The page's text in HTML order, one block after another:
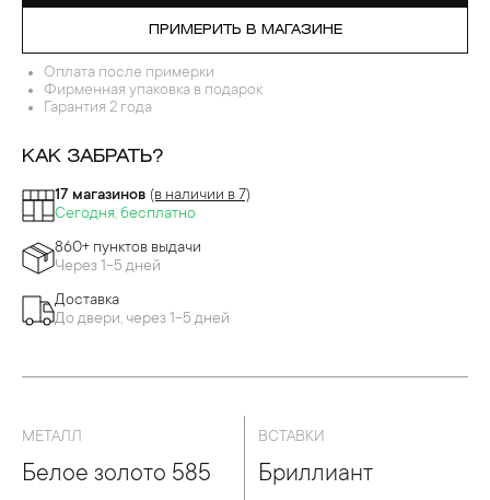
ПРИМЕРИТЬ В МАГАЗИНЕ
Оплата после примерки
Фирменная упаковка в подарок
Гарантия 2 года
КАК ЗАБРАТЬ?
17 магазинов (в наличии в 7)
Сегодня, бесплатно
860+ пунктов выдачи
Через 1-5 дней
Доставка
До двери, через 1-5 дней
МЕТАЛЛ
Белое золото 585
ВСТАВКИ
Бриллиант